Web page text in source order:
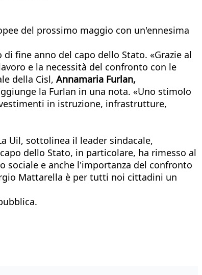
del prossimo maggio con un'ennesima
fine anno del capo dello Stato. «Grazie al
e la necessità del confronto con le
della Cisl, Annamaria Furlan,
la Furlan in una nota. «Uno stimolo
in istruzione, infrastrutture,
Uil, sottolinea il leader sindacale,
dello Stato, in particolare, ha rimesso al
sociale e anche l'importanza del confronto
Mattarella è per tutti noi cittadini un